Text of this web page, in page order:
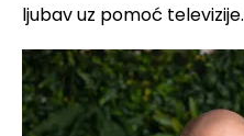
ljubav uz pomoć televizije.